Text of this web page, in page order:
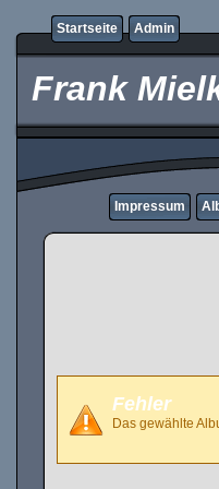
Startseite Admin
Frank
Impressum
Fehler
Das gewählte